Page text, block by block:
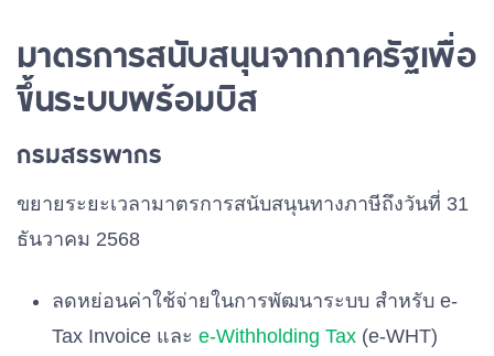
มาตรการสนับสนุนจากภาครัฐเพื่อ
ขึ้นระบบพร้อมบิส
กรมสรรพากร
ขยายระยะเวลามาตรการสนับสนุนทางภาษีถึงวันที่ 31
ธันวาคม 2568
ลดหย่อนค่าใช้จ่ายในการพัฒนาระบบ สำหรับ e-
Tax Invoice และ e-Withholding Tax (e-WHT)